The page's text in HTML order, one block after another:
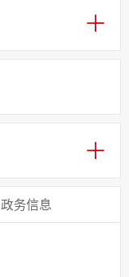
政务信息